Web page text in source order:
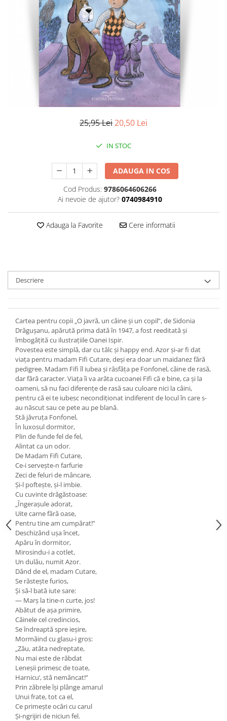
Literatura
Contemporana
Universala
Publicistica / Reportaje / Interviuri
Sociologie si filozofie
25,95 Lei20,50 Lei
IN STOC
ADAUGA IN COS
Cod Produs: 9786064606266
Ai nevoie de ajutor? 0740984910
Adauga la Favorite Cere informatii
Descriere
Cartea pentru copii „O javră, un câine și un copil”, de Sidonia
Drăgușanu, apărută prima dată în 1947, a fost reeditată și
îmbogățită cu ilustrațiile Oanei Ispir.
Povestea este simplă, dar cu tâlc și happy end. Azor și-ar fi dat
viața pentru madam Fifi Cutare, deși era doar un maidanez fără
pedigree. Madam Fifi îl iubea și răsfăța pe Fonfonel, câine de rasă,
dar fără caracter. Viața îi va arăta cucoanei Fifi că e bine, ca și la
oameni, să nu faci diferențe de rasă sau culoare nici la câini,
pentru că ei te iubesc necondiționat indiferent de locul în care s-
au născut sau ce pete au pe blană.
Stă jăvruţa Fonfonel,
În luxosul dormitor,
Plin de funde fel de fel,
Alintat ca un odor.
De Madam Fifi Cutare,
Ce-i serveşte-n farfurie
Zeci de feluri de mâncare,
Şi-l pofteşte, şi-l imbie.
Cu cuvinte drăgăstoase:
„Îngeraşule adorat,
Uite carne fără oase,
Pentru tine am cumpărat!”
Deschizând uşa încet,
Apăru în dormitor,
Mirosindu-i a cotlet,
Un dulău, numit Azor.
Dând de el, madam Cutare,
Se răsteşte furios,
Şi să-l bată iute sare:
— Marş la tine-n curte, jos!
Abătut de aşa primire,
Câinele cel credincios,
Se îndreaptă spre ieşire,
Mormăind cu glasu-i gros:
„Zău, atâta nedreptate,
Nu mai este de răbdat
Leneșii primesc de toate,
Harnicu’, stă nemâncat!”
Prin zăbrele îşi plânge amarul
Unui frate, tot ca el,
Ce primește ocări cu carul
Și-ngrijiri de niciun fel.